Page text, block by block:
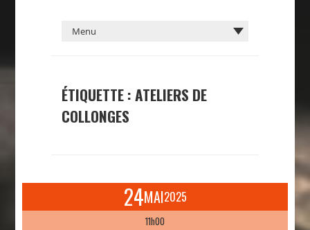
ÉTIQUETTE :ATELIERS DE
COLLONGES
24MAI2025
11h00